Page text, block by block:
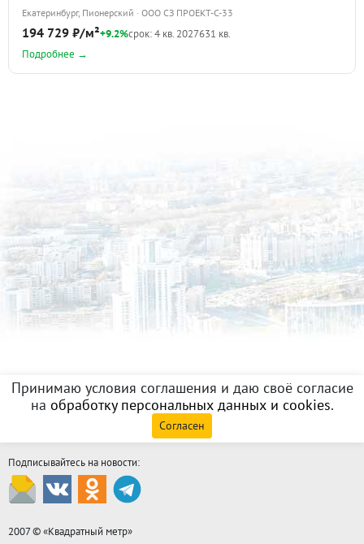
Екатеринбург, Пионерский · ООО СЗ ПРОЕКТ-С-33
194 729 ₽/м²+9.2%срок: 4 кв. 2027631 кв.
Подробнее →
Принимаю условия соглашения и даю своё согласие
на обработку персональных данных и cookies.
Согласен
Подписывайтесь на новости:
2007 © «Квадратный метр»